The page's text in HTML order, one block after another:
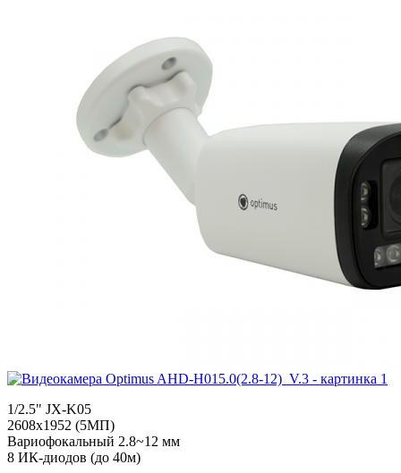
1/2.5" JX-K05
2608х1952 (5МП)
Вариофокальный 2.8~12 мм
8 ИК-диодов (до 40м)